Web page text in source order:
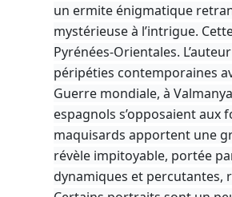
un ermite énigmatique
mystérieuse à l’intrigue.
Pyrénées-Orientales.
péripéties contemporaines
Guerre mondiale, à
espagnols s’opposaient aux
maquisards apportent une
révèle impitoyable, portée
dynamiques et percutantes,